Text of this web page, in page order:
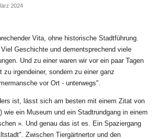
2024
Vita, ohne historische Stadtführung.
Geschichte und dementsprechend viele
Und zu einer waren wir vor ein paar Tagen
zu irgendeiner, sondern zu einer ganz
vor Ort - unterwegs".
ist, lässt sich am besten mit einem Zitat von
ein Museum und ein Stadtrundgang in einem
». Und genau das ist es. Ein Spaziergang
Zwischen Tiergärtnertor und den